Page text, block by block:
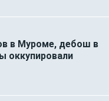
в Муроме, дебош в
оккупировали